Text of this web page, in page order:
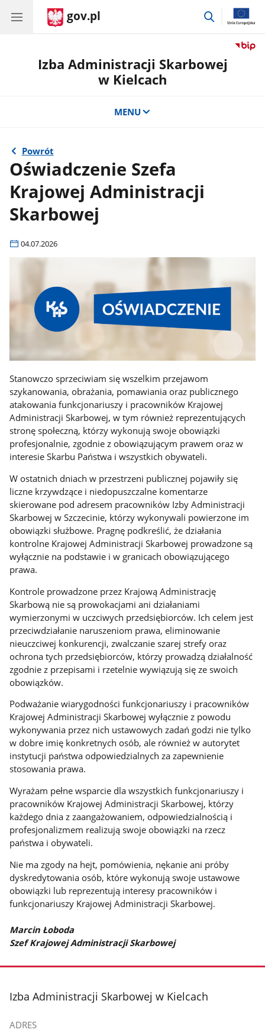
gov.pl
przejdź
Izba Administracji Skarbowej
w Kielcach
MENU
Powrót
Oświadczenie Szefa
Krajowej Administracji
Skarbowej
04.07.2026
Stanowczo sprzeciwiam się wszelkim przejawom
szykanowania, obrażania, pomawiania oraz publicznego
atakowania funkcjonariuszy i pracowników Krajowej
Administracji Skarbowej, w tym również reprezentujących
stronę społeczną, którzy wykonują swoje obowiązki
profesjonalnie, zgodnie z obowiązującym prawem oraz w
interesie Skarbu Państwa i wszystkich obywateli.
W ostatnich dniach w przestrzeni publicznej pojawiły się
liczne krzywdzące i niedopuszczalne komentarze
skierowane pod adresem pracowników Izby Administracji
Skarbowej w Szczecinie, którzy wykonywali powierzone im
obowiązki służbowe. Pragnę podkreślić, że działania
kontrolne Krajowej Administracji Skarbowej prowadzone są
wyłącznie na podstawie i w granicach obowiązującego
prawa.
Kontrole prowadzone przez Krajową Administrację
Skarbową nie są prowokacjami ani działaniami
wymierzonymi w uczciwych przedsiębiorców. Ich celem jest
przeciwdziałanie naruszeniom prawa, eliminowanie
nieuczciwej konkurencji, zwalczanie szarej strefy oraz
ochrona tych przedsiębiorców, którzy prowadzą działalność
zgodnie z przepisami i rzetelnie wywiązują się ze swoich
obowiązków.
Podważanie wiarygodności funkcjonariuszy i pracowników
Krajowej Administracji Skarbowej wyłącznie z powodu
wykonywania przez nich ustawowych zadań godzi nie tylko
w dobre imię konkretnych osób, ale również w autorytet
instytucji państwa odpowiedzialnych za zapewnienie
stosowania prawa.
Wyrażam pełne wsparcie dla wszystkich funkcjonariuszy i
pracowników Krajowej Administracji Skarbowej, którzy
każdego dnia z zaangażowaniem, odpowiedzialnością i
profesjonalizmem realizują swoje obowiązki na rzecz
państwa i obywateli.
Nie ma zgody na hejt, pomówienia, nękanie ani próby
dyskredytowania osób, które wykonują swoje ustawowe
obowiązki lub reprezentują interesy pracowników i
funkcjonariuszy Krajowej Administracji Skarbowej.
Marcin Łoboda
Szef Krajowej Administracji Skarbowej
stopka
Izba Administracji Skarbowej w Kielcach
ADRES